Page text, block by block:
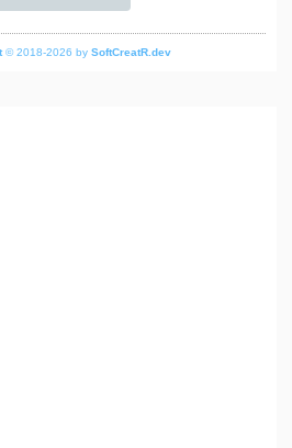
© 2018-2026 by SoftCreatR.dev